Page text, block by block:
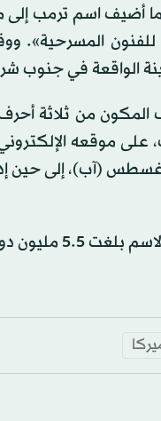
اسم ترمب إلى
المسرحية».
الواقعة في جنوب
المكون من ثلاثة
موقعه
للرحلات الجوية حتى 18
مليون دولار.